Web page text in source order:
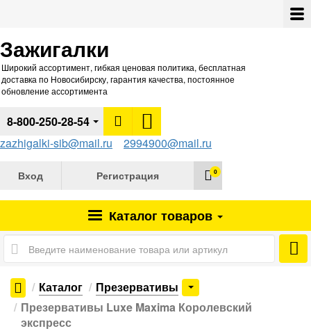
Зажигалки
Широкий ассортимент, гибкая ценовая политика, бесплатная
доставка по Новосибирску, гарантия качества, постоянное
обновление ассортимента
8-800-250-28-54
zazhigalki-sib@mail.ru
2994900@mail.ru
Вход Регистрация 0
Каталог товаров
Каталог
Презервативы
Презервативы Luxe Maxima Королевский
экспресс